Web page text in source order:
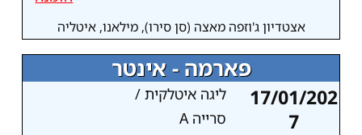
אצטדיון ג'וזפה מאצה (סן סירו), מילאנו, איטליה
פארמה - אינטר
17/01/202
7
ליגה איטלקית /
סרייה A